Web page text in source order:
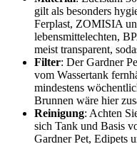
gilt als besonders
Ferplast, ZOMISIA
lebensmittelechten,
meist transparent,
Filter: Der Gardner
vom Wassertank
mindestens
Brunnen wäre hier
Reinigung: Achten
sich Tank und Basis
Gardner Pet, Edipets